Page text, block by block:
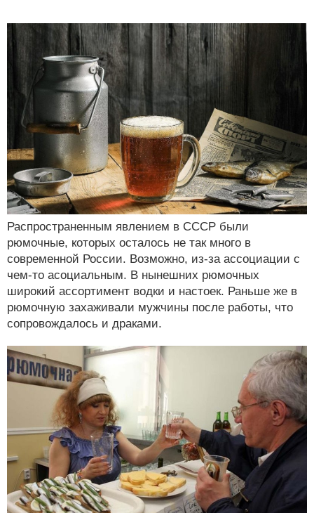
Распространенным явлением в СССР были
рюмочные, которых осталось не так много в
современной России. Возможно, из-за ассоциации с
чем-то асоциальным. В нынешних рюмочных
широкий ассортимент водки и настоек. Раньше же в
рюмочную захаживали мужчины после работы, что
сопровождалось и драками.